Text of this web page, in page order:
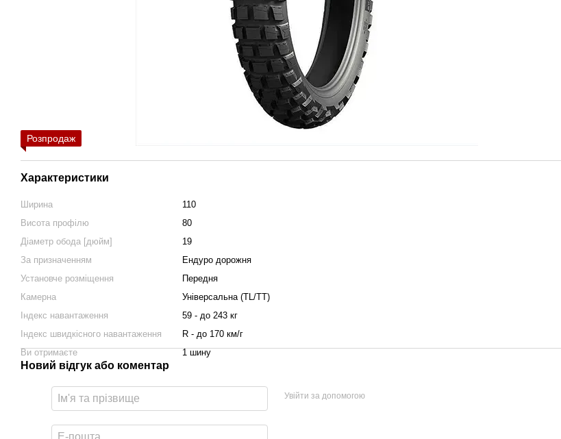
Розпродаж
Характеристики
Ширина
110
Висота профілю
80
Діаметр обода [дюйм]
19
За призначенням
Ендуро дорожня
Установче розміщення
Передня
Камерна
Універсальна (TL/TT)
Індекс навантаження
59 - до 243 кг
Індекс швидкісного навантаження
R - до 170 км/г
Ви отримаєте
1 шину
Новий відгук або коментар
Увійти за допомогою